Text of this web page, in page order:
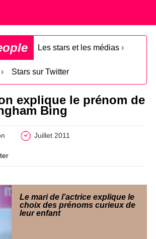
Les stars et les médias ›
Stars sur Twitter
explique le prénom de
Bing
Juillet 2011
Le mari de l’actrice explique le
choix des prénoms curieux de
leur enfant